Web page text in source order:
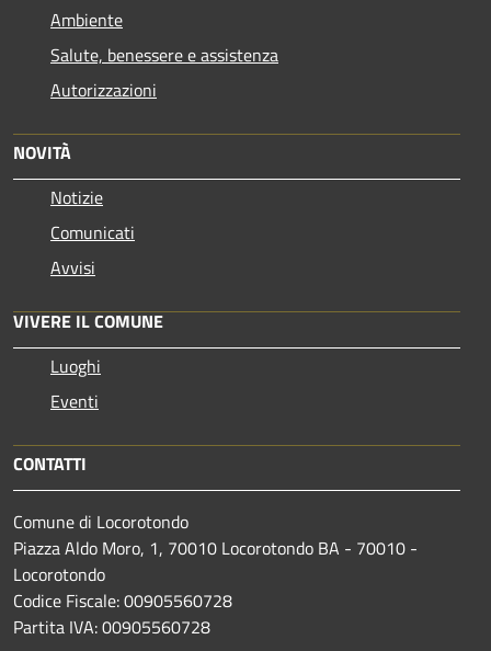
Ambiente
Salute, benessere e assistenza
Autorizzazioni
NOVITÀ
Notizie
Comunicati
Avvisi
VIVERE IL COMUNE
Luoghi
Eventi
CONTATTI
Comune di Locorotondo
Piazza Aldo Moro, 1, 70010 Locorotondo BA - 70010 -
Locorotondo
Codice Fiscale: 00905560728
Partita IVA: 00905560728